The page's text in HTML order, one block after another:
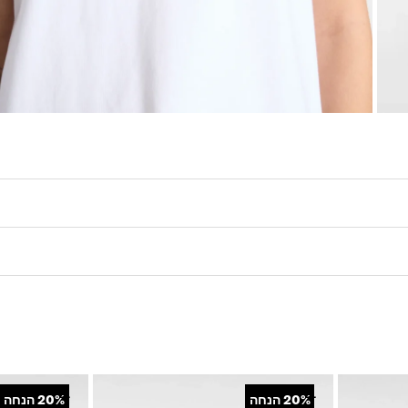
+
20%הנחה +
20%הנחה